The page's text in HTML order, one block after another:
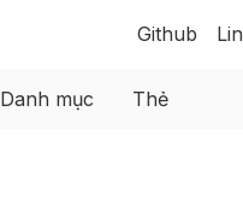
Github
Danh mục Thẻ